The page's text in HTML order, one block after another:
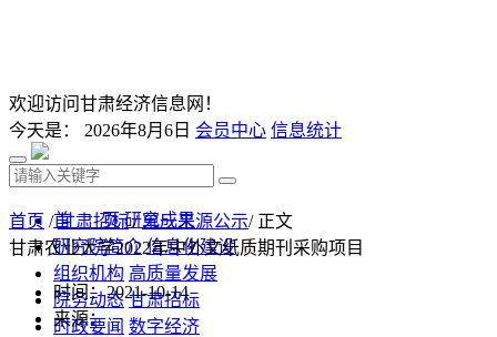
欢迎访问甘肃经济信息网！
今天是： 2026年8月6日 会员中心 信息统计
首 页 研究成果
研究院简介 信息化建设
组织机构 高质量发展
院务动态 甘肃招标
时政要闻 数字经济
首页 /甘肃招标/单一来源公示/ 正文
甘肃农业大学2022年中外文纸质期刊采购项目
时间：2021-10-14
来源：